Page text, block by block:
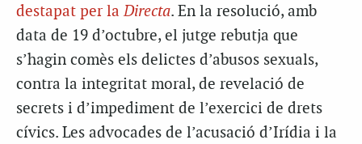
destapat per laDirecta. En la resolució, amb
data de 19 d’octubre, el jutge rebutja que
s’hagin comès els delictes d’abusos sexuals,
contra la integritat moral, de revelació de
secrets i d’impediment de l’exercici de drets
cívics. Les advocades de l’acusació d’Irídia i la